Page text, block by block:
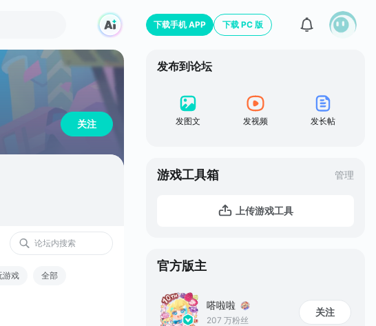
关注
游戏 全部
下载手机 APP 下载 PC 版
发布到论坛
发图文 发视频 发长帖
游戏工具箱 管理
上传游戏工具
官方版主
嗒啦啦
207 万粉丝
关注